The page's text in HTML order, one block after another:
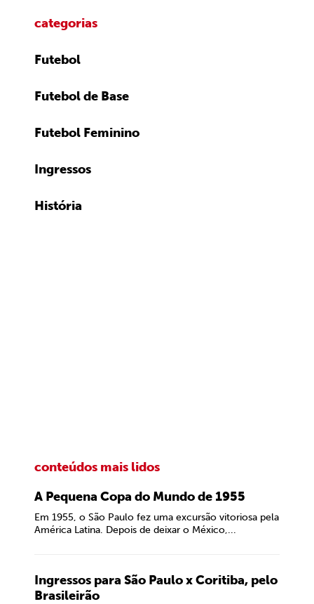
categorias
Futebol
Futebol de Base
Futebol Feminino
Ingressos
História
conteúdos mais lidos
A Pequena Copa do Mundo de 1955
Em 1955, o São Paulo fez uma excursão vitoriosa pela
América Latina. Depois de deixar o México,...
Ingressos para São Paulo x Coritiba, pelo
Brasileirão